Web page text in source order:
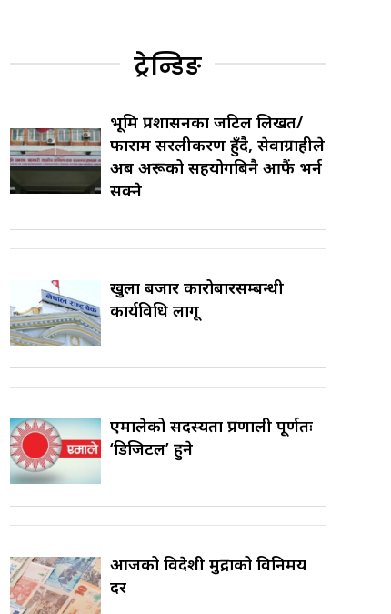
ट्रेन्डिङ
भूमि प्रशासनका जटिल लिखत/
फाराम सरलीकरण हुँदै, सेवाग्राहीले
अब अरूको सहयोगबिनै आफैं भर्न
सक्ने
खुला बजार कारोबारसम्बन्धी
कार्यविधि लागू
एमालेको सदस्यता प्रणाली पूर्णतः
‘डिजिटल’ हुने
आजको विदेशी मुद्राको विनिमय
दर